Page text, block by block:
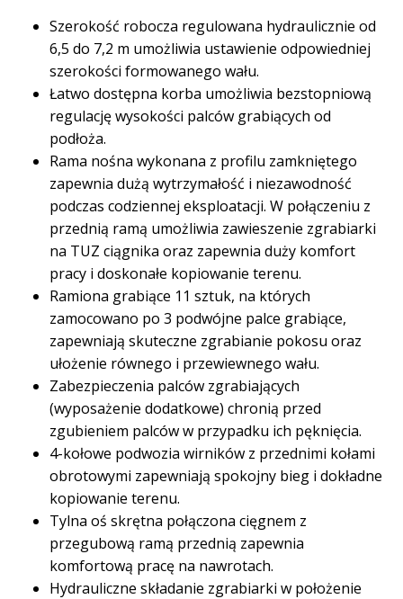
Szerokość robocza regulowana hydraulicznie od
6,5 do 7,2 m umożliwia ustawienie odpowiedniej
szerokości formowanego wału.
Łatwo dostępna korba umożliwia bezstopniową
regulację wysokości palców grabiących od
podłoża.
Rama nośna wykonana z profilu zamkniętego
zapewnia dużą wytrzymałość i niezawodność
podczas codziennej eksploatacji. W połączeniu z
przednią ramą umożliwia zawieszenie zgrabiarki
na TUZ ciągnika oraz zapewnia duży komfort
pracy i doskonałe kopiowanie terenu.
Ramiona grabiące 11 sztuk, na których
zamocowano po 3 podwójne palce grabiące,
zapewniają skuteczne zgrabianie pokosu oraz
ułożenie równego i przewiewnego wału.
Zabezpieczenia palców zgrabiających
(wyposażenie dodatkowe) chronią przed
zgubieniem palców w przypadku ich pęknięcia.
4-kołowe podwozia wirników z przednimi kołami
obrotowymi zapewniają spokojny bieg i dokładne
kopiowanie terenu.
Tylna oś skrętna połączona cięgnem z
przegubową ramą przednią zapewnia
komfortową pracę na nawrotach.
Hydrauliczne składanie zgrabiarki w położenie